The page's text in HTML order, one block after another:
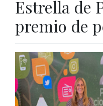
Estrella de
premio de